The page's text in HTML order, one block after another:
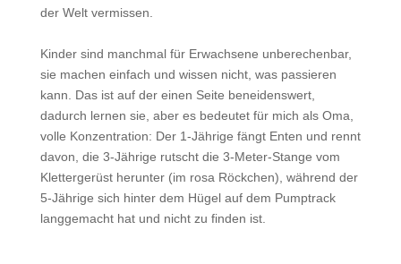
der Welt vermissen.
Kinder sind manchmal für Erwachsene unberechenbar,
sie machen einfach und wissen nicht, was passieren
kann. Das ist auf der einen Seite beneidenswert,
dadurch lernen sie, aber es bedeutet für mich als Oma,
volle Konzentration: Der 1-Jährige fängt Enten und rennt
davon, die 3-Jährige rutscht die 3-Meter-Stange vom
Klettergerüst herunter (im rosa Röckchen), während der
5-Jährige sich hinter dem Hügel auf dem Pumptrack
langgemacht hat und nicht zu finden ist.